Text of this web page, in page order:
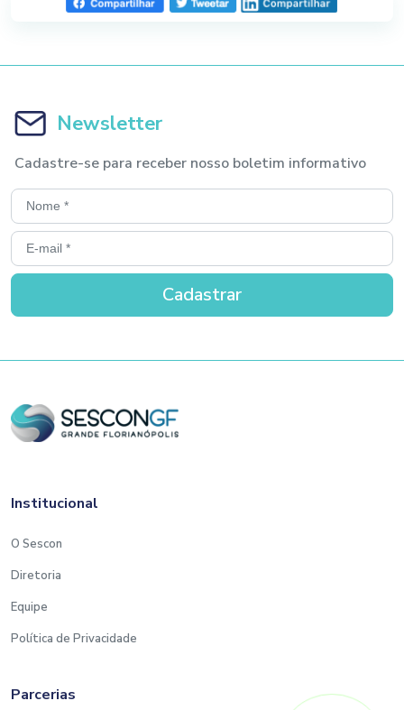
Newsletter
Cadastre-se para receber nosso boletim informativo
Institucional
O Sescon
Diretoria
Equipe
Política de Privacidade
Parcerias